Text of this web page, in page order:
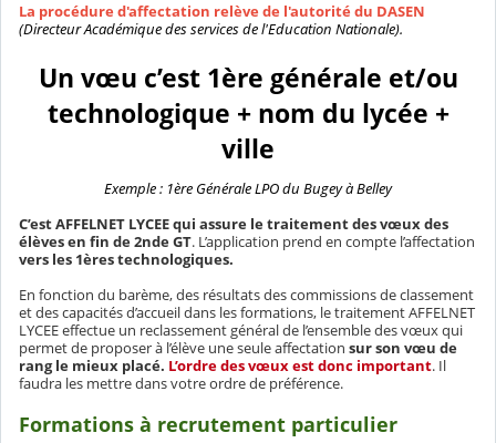
La procédure d'affectation relève de l'autorité du DASEN
(Directeur Académique des services de l'Education Nationale).
Un vœu c’est 1ère générale et/ou
technologique + nom du lycée +
ville
Exemple : 1ère Générale LPO du Bugey à Belley
C’est AFFELNET LYCEE qui assure le traitement des vœux des
élèves en fin de 2nde GT. L’application prend en compte l’affectation
vers les 1ères technologiques.
En fonction du barème, des résultats des commissions de classement
et des capacités d’accueil dans les formations, le traitement AFFELNET
LYCEE effectue un reclassement général de l’ensemble des vœux qui
permet de proposer à l’élève une seule affectation sur son vœu de
rang le mieux placé. L’ordre des vœux est donc important. Il
faudra les mettre dans votre ordre de préférence.
Formations à recrutement particulier